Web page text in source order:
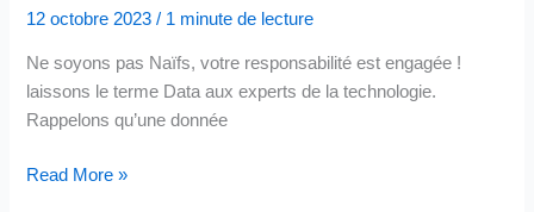
laissée
aux
équipes
techniques
12 octobre 2023/ 1 minute de lecture
Ne soyons pas Naïfs, votre responsabilité est engagée !
laissons le terme Data aux experts de la technologie.
Rappelons qu’une donnée
Les
Read More »